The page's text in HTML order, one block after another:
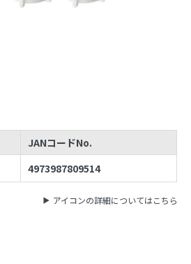
JANコードNo.
4973987809514
アイコンの詳細についてはこちら